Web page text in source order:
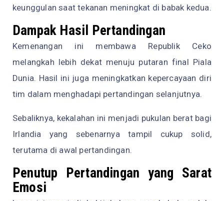
keunggulan saat tekanan meningkat di babak kedua.
Dampak Hasil Pertandingan
Kemenangan ini membawa Republik Ceko
melangkah lebih dekat menuju putaran final Piala
Dunia. Hasil ini juga meningkatkan kepercayaan diri
tim dalam menghadapi pertandingan selanjutnya.
Sebaliknya, kekalahan ini menjadi pukulan berat bagi
Irlandia yang sebenarnya tampil cukup solid,
terutama di awal pertandingan.
Penutup Pertandingan yang Sarat
Emosi